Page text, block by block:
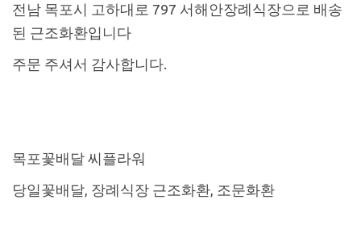
전남 목포시 고하대로 797 서해안장례식장으로 배송
된 근조화환입니다
주문 주셔서 감사합니다.
목포꽃배달 씨플라워
당일꽃배달, 장례식장 근조화환, 조문화환